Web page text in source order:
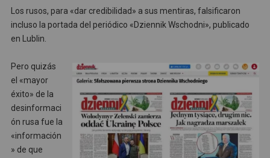
Los rusos, para «dar credibilidad» a sus mentiras, falsificaron
incluso la portada del periódico «Dziennik Wschodni», publicado
en Lublin.
Pero quizás
el «mayor
éxito» de la
desinformaci
ón rusa fue la
«información
» de que